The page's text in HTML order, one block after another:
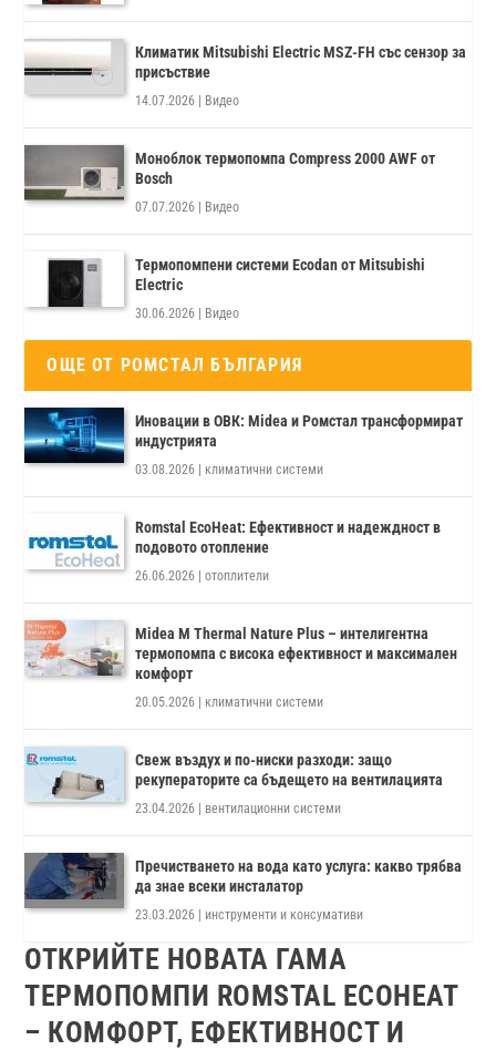
Климатик Mitsubishi Electric MSZ-FH със сензор за
присъствие
14.07.2026 | Видео
Моноблок термопомпа Compress 2000 AWF от
Bosch
07.07.2026 | Видео
Термопомпени системи Ecodan от Mitsubishi
Electric
30.06.2026 | Видео
ОЩЕ ОТ РОМСТАЛ БЪЛГАРИЯ
Иновации в ОВК: Midea и Ромстал трансформират
индустрията
03.08.2026 | климатични системи
Romstal EcoHeat: Ефективност и надеждност в
подовото отопление
26.06.2026 |отоплители
Midea M Thermal Nature Plus – интелигентна
термопомпа с висока ефективност и максимален
комфорт
20.05.2026 | климатични системи
Свеж въздух и по-ниски разходи: защо
рекуператорите са бъдещето на вентилацията
23.04.2026 | вентилационни системи
Пречистването на вода като услуга: какво трябва
да знае всеки инсталатор
23.03.2026 | инструменти и консумативи
ОТКРИЙТЕ НОВАТА ГАМА
ТЕРМОПОМПИ ROMSTAL ECOHEAT
– КОМФОРТ, ЕФЕКТИВНОСТ И